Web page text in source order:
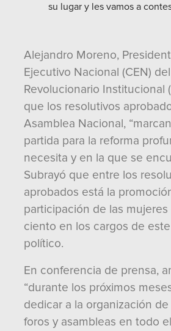
su lugar y les vamos a
Alejandro Moreno,
Ejecutivo Nacional (CEN)
Revolucionario Institucional
que los resolutivos
Asamblea Nacional,
partida para la reforma
necesita y en la que se
Subrayó que entre los
aprobados está la
participación de las
ciento en los cargos de
político.
En conferencia de prensa,
“durante los próximos
dedicar a la organización
foros y asambleas en todo